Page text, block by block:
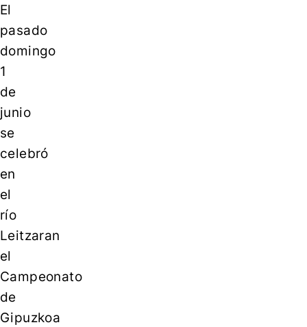
El
pasado
domingo
1
de
junio
se
celebró
en
el
río
Leitzaran
el
Campeonato
de
Gipuzkoa